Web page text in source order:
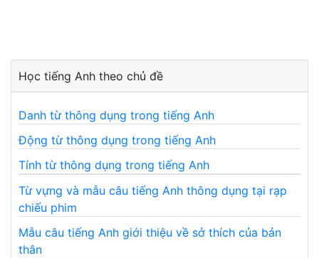
Học tiếng Anh theo chủ đề
Danh từ thông dụng trong tiếng Anh
Động từ thông dụng trong tiếng Anh
Tính từ thông dụng trong tiếng Anh
Từ vựng và mẫu câu tiếng Anh thông dụng tại rạp
chiếu phim
Mẫu câu tiếng Anh giới thiệu về sở thích của bản
thân